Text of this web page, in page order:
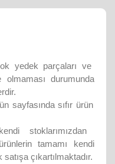
yedek parçaları ve
durumunda
sayfasında sıfır ürün
stoklarımızdan
tamamı kendi
çıkartılmaktadır.